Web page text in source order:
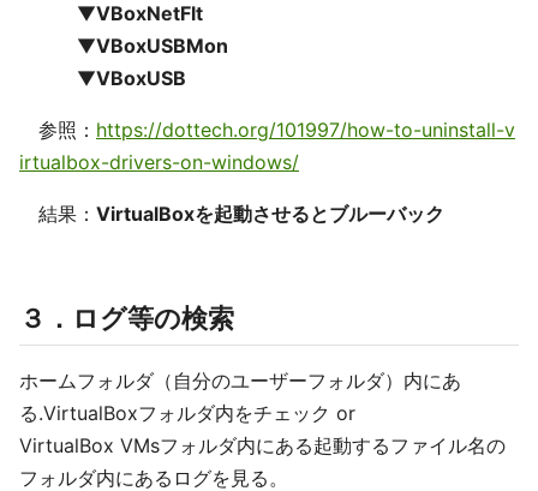
▼VBoxNetFlt
▼VBoxUSBMon
▼VBoxUSB
参照： https://dottech.org/101997/how-to-uninstall-v
irtualbox-drivers-on-windows/
結果： VirtualBoxを起動させるとブルーバック
３．ログ等の検索
ホームフォルダ（自分のユーザーフォルダ）内にあ
る.VirtualBoxフォルダ内をチェック or
VirtualBox VMsフォルダ内にある起動するファイル名の
フォルダ内にあるログを見る。